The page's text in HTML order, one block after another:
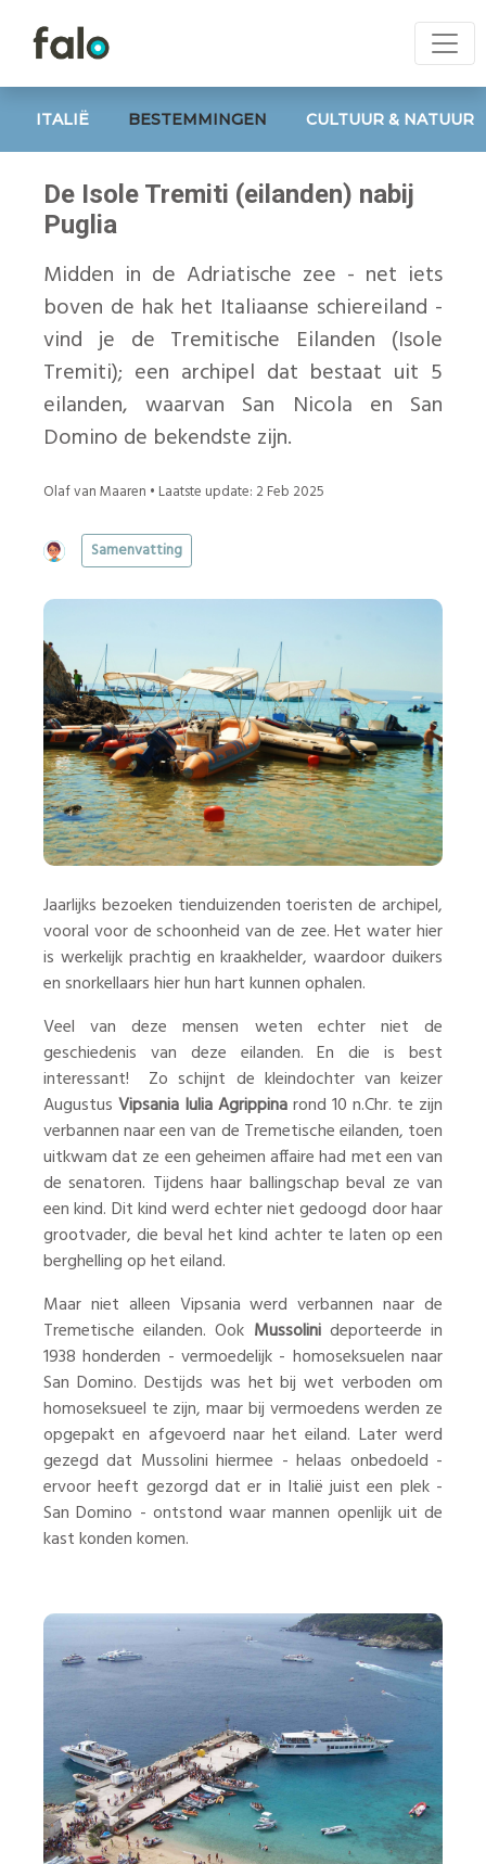
ITALIË BESTEMMINGEN CULTUUR & NATUUR
De Isole Tremiti (eilanden) nabij
Puglia
Midden in de Adriatische zee - net iets
boven de hak het Italiaanse schiereiland -
vind je de Tremitische Eilanden (Isole
Tremiti); een archipel dat bestaat uit 5
eilanden, waarvan San Nicola en San
Domino de bekendste zijn.
Olaf van Maaren • Laatste update: 2 Feb 2025
Samenvatting
Jaarlijks bezoeken tienduizenden toeristen de archipel,
vooral voor de schoonheid van de zee. Het water hier
is werkelijk prachtig en kraakhelder, waardoor duikers
en snorkellaars hier hun hart kunnen ophalen.
Veel van deze mensen weten echter niet de
geschiedenis van deze eilanden. En die is best
interessant! Zo schijnt de kleindochter van keizer
Augustus Vipsania Iulia Agrippinarond 10 n.Chr. te zijn
verbannen naar een van de Tremetische eilanden, toen
uitkwam dat ze een geheimen affaire had met een van
de senatoren. Tijdens haar ballingschap beval ze van
een kind. Dit kind werd echter niet gedoogd door haar
grootvader, die beval het kind achter te laten op een
berghelling op het eiland.
Maar niet alleen Vipsania werd verbannen naar de
Tremetische eilanden. Ook Mussolinideporteerde in
1938 honderden - vermoedelijk - homoseksuelen naar
San Domino. Destijds was het bij wet verboden om
homoseksueel te zijn, maar bij vermoedens werden ze
opgepakt en afgevoerd naar het eiland. Later werd
gezegd dat Mussolini hiermee - helaas onbedoeld -
ervoor heeft gezorgd dat er in Italië juist een plek -
San Domino - ontstond waar mannen openlijk uit de
kast konden komen.